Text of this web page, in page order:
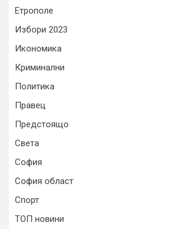
Етрополе
Избори 2023
Икономика
Криминални
Политика
Правец
Предстоящо
Света
София
София област
Спорт
ТОП новини